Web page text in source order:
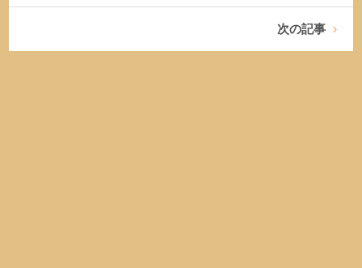
次の記事